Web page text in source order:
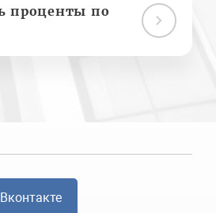
проценты по
Вконтакте